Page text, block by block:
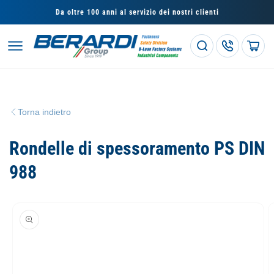
direttamente
ai contenuti
Da oltre 100 anni al servizio dei nostri clienti
Carrello
Torna indietro
Rondelle di spessoramento PS DIN
988
sul prodotto